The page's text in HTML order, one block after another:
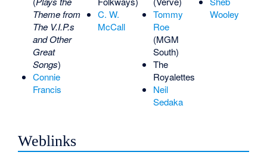
Theme from
The V.I.P.s
and Other
Great
Songs)
Connie
Francis
C. W.
McCall
Tommy
Roe
(MGM
South)
The
Royalettes
Neil
Sedaka
Wooley
Weblinks